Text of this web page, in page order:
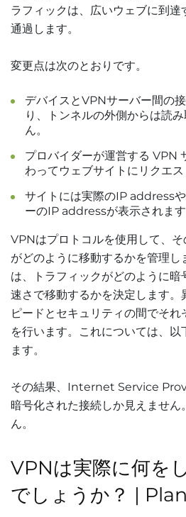
ラフィックは、広いウェブに到
通過します。
変更点は次のとおりです。
デバイスとVPNサーバー間の
り、トンネルの外側からは読
ん。
プロバイダーが運営する VPN
わってウェブサイトにリクエス
サイトには実際のIP address
ーのIP addressが表示されます
VPNはプロトコルを使用して、
がどのように移動するかを管理
は、トラフィックがどのように
速さで移動するかを決定します。
ピードとセキュリティの間でそ
を行います。これについては、以
ます。
その結果、Internet Service
暗号化された接続しか見えません
ん。
VPNは実際に何を
でしょうか？ |